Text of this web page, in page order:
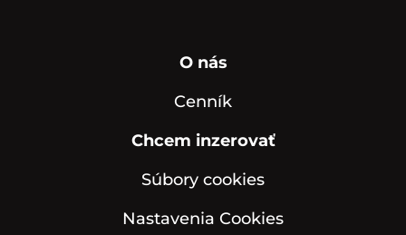
O nás
Cenník
Chcem inzerovať
Súbory cookies
Nastavenia Cookies